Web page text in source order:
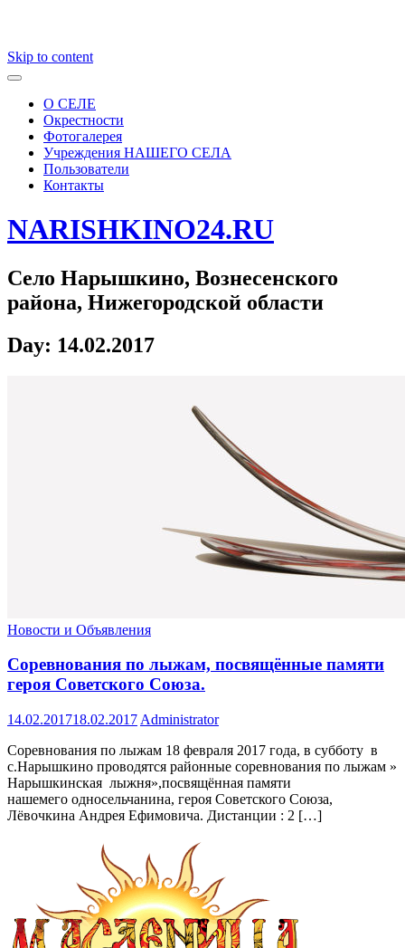
Skip to content
О СЕЛЕ
Окрестности
Фотогалерея
Учреждения НАШЕГО СЕЛА
Пользователи
Контакты
NARISHKINO24.RU
Село Нарышкино, Вознесенского
района, Нижегородской области
Day: 14.02.2017
Новости и Объявления
Соревнования по лыжам, посвящённые памяти
героя Советского Союза.
14.02.201718.02.2017 Administrator
Соревнования по лыжам 18 февраля 2017 года, в субботу в
с.Нарышкино проводятся районные соревнования по лыжам »
Нарышкинская лыжня»,посвящённая памяти
нашемего односельчанина, героя Советского Союза,
Лёвочкина Андрея Ефимовича. Дистанции : 2 […]